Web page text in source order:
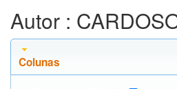
Autor :
Colunas